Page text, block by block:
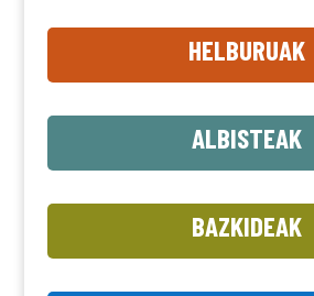
HELBURUAK
ALBISTEAK
BAZKIDEAK